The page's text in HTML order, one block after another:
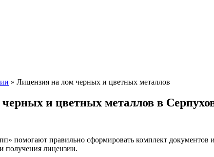
» Лицензия на лом черных и цветных металлов
и цветных металлов в
помогают правильно сформировать комплект
получения лицензии.